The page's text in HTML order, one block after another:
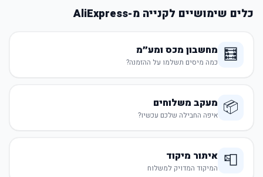
כלים שימושיים לקנייה מ-AliExpress
🧮 מחשבון מכס ומע״מ
כמה מיסים תשלמו על ההזמנה?
📦 מעקב משלוחים
איפה החבילה שלכם עכשיו?
📮 איתור מיקוד
המיקוד המדויק למשלוח